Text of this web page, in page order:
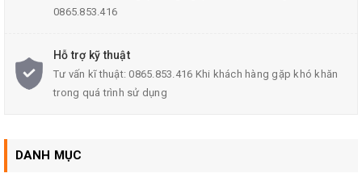
Thông số kỹ thuật của bộ trục cắt M10-5mm kèm
Bộ sản phẩm bao gồm:
0865.853.416
Hỗ trợ kỹ thuật
Tư vấn kĩ thuật: 0865.853.416 Khi khách hàng gặp khó khăn
trong quá trình sử dụng
DANH MỤC